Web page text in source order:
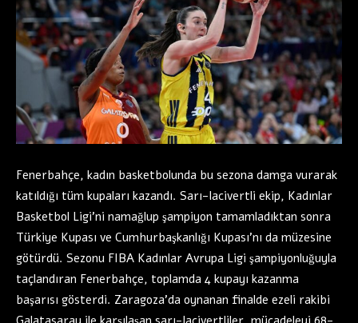
Fenerbahçe, kadın basketbolunda bu sezona damga vurarak
katıldığı tüm kupaları kazandı. Sarı-lacivertli ekip, Kadınlar
Basketbol Ligi’ni namağlup şampiyon tamamladıktan sonra
Türkiye Kupası ve Cumhurbaşkanlığı Kupası’nı da müzesine
götürdü. Sezonu FIBA Kadınlar Avrupa Ligi şampiyonluğuyla
taçlandıran Fenerbahçe, toplamda 4 kupayı kazanma
başarısı gösterdi. Zaragoza’da oynanan finalde ezeli rakibi